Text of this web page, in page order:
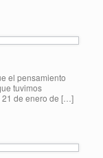
el pensamiento
tuvimos
21 de enero de […]